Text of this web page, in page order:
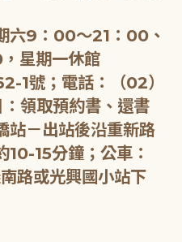
六9：00～21：00、
星期一休館
1號；電話：（02）
領取預約書、還書
站－出站後沿重新路
10-15分鐘；公車：
路或光興國小站下